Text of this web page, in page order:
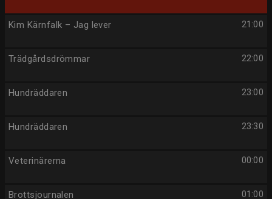
21:00
Kim Kärnfalk – Jag lever
22:00
Trädgårdsdrömmar
23:00
Hundräddaren
23:30
Hundräddaren
00:00
Veterinärerna
01:00
Brottsjournalen